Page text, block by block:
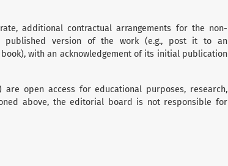
additional contractual arrangements for the non-
published version of the work (e.g., post it to an
with an acknowledgement of its initial publication
open access for educational purposes, research,
above, the editorial board is not responsible for